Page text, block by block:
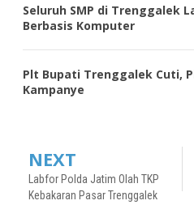
Seluruh SMP di Trenggalek
Berbasis Komputer
Plt Bupati Trenggalek Cuti,
Kampanye
NEXT
Labfor Polda Jatim Olah TKP
Kebakaran Pasar Trenggalek